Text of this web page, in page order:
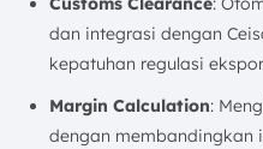
dan integrasi dengan
kepatuhan regulasi
Margin Calculation:
dengan membandingkan